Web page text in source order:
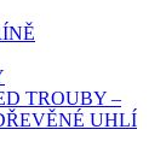
TROUBY –
UHLÍ